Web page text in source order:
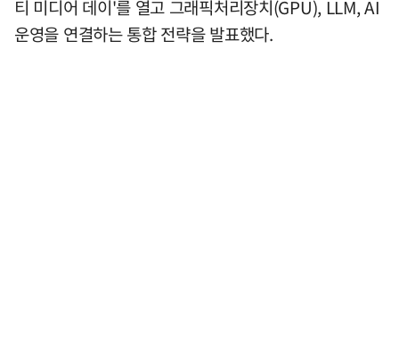
티 미디어 데이'를 열고 그래픽처리장치(GPU), LLM, AI
운영을 연결하는 통합 전략을 발표했다.